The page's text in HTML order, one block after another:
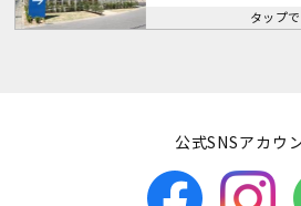
タップ
公式SNSアカウ